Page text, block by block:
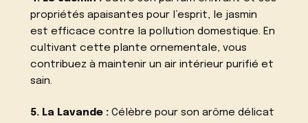
propriétés apaisantes pour l’esprit, le jasmin
est efficace contre la pollution domestique. En
cultivant cette plante ornementale, vous
contribuez à maintenir un air intérieur purifié et
sain.
5. La Lavande : Célèbre pour son arôme délicat